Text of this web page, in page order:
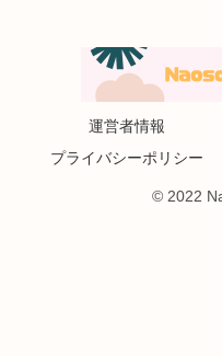
運営者情報
プライバシーポリシー
© 2022